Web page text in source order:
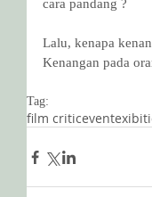
cara pandang ?
Lalu, kenapa
Kenangan pada
Tag:
film criticevent